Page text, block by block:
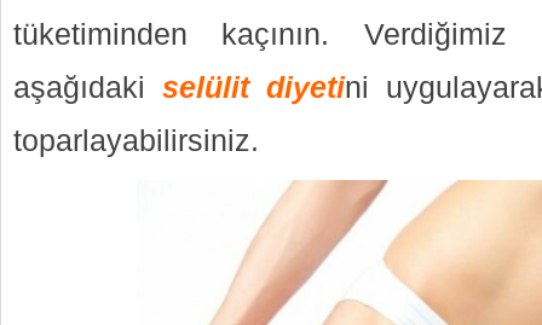
tüketiminden kaçının.
aşağıdaki selülit diyetini
toparlayabilirsiniz.